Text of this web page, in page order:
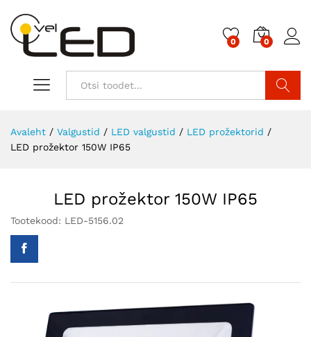
0 0
Avaleht / Valgustid / LED valgustid / LED prožektorid /
LED prožektor 150W IP65
LED prožektor 150W IP65
Tootekood: LED-5156.02